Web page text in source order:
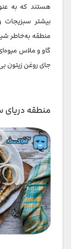
هستند که به
بیشتر سبزیجات
منطقه به‌خاطر
گاو و ملاس
جای روغن زیتون
منطقه دریای